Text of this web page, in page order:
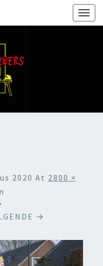
2020 At 2800 ×
→